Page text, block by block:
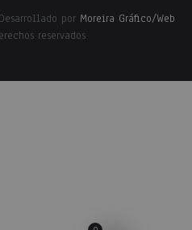
por Moreira Gráfico/Web
reservados